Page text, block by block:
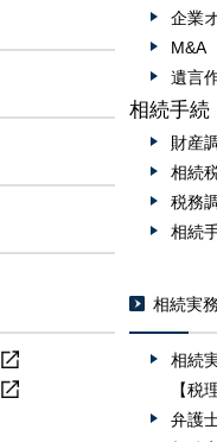
企業
M&A
遺言
相続手続
財産
相続
税務
相続
相続実
相続
【税
弁護